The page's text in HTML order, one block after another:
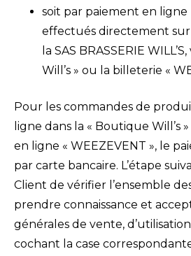
soit par paiement en ligne
effectués directement
la SAS BRASSERIE
Will’s » ou la billeterie «
Pour les commandes de
ligne dans la « Boutique Will’s
en ligne « WEEZEVENT », le
par carte bancaire. L’étape
Client de vérifier l’ensemble
prendre connaissance et
générales de vente,
cochant la case